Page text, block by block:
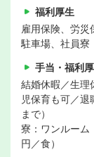
福利厚生
雇用保険、労災
駐車場、社員寮
手当・福利
結婚休暇／生
児保育も可／
まで）
寮：ワンルーム
円／食）